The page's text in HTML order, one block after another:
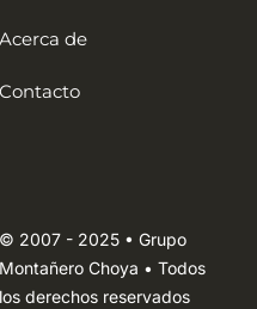
Acerca de
Contacto
© 2007 - 2025 • Grupo
Montañero Choya • Todos
los derechos reservados